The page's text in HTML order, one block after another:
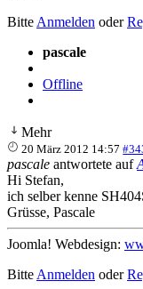
Bitte Anmelden oder
pascale
Offline
Mehr
20 März 2012 14:57
pascale antwortete auf
Hi Stefan,
ich selber kenne
Grüsse, Pascale
Joomla! Webdesign:
Bitte Anmelden oder